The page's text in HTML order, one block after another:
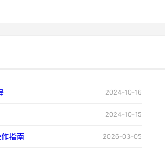
2024-10-16
2024-10-15
指南 2026-03-05